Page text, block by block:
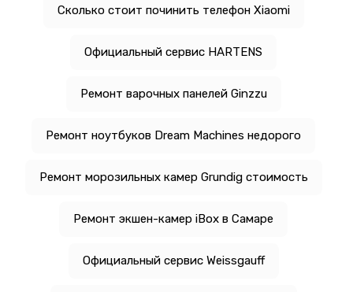
Сколько стоит починить телефон Xiaomi
Официальный сервис HARTENS
Ремонт варочных панелей Ginzzu
Ремонт ноутбуков Dream Machines недорого
Ремонт морозильных камер Grundig стоимость
Ремонт экшен-камер iBox в Самаре
Официальный сервис Weissgauff